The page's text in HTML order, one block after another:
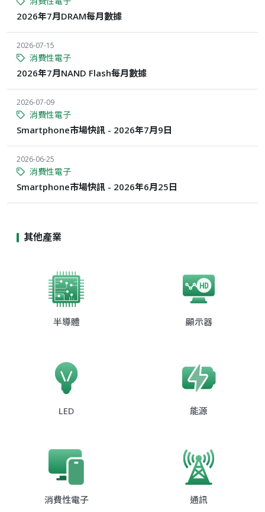
2026年7月DRAM每月數據
2026-07-15
消費性電子
2026年7月NAND Flash每月數據
2026-07-09
消費性電子
Smartphone市場快訊 - 2026年7月9日
2026-06-25
消費性電子
Smartphone市場快訊 - 2026年6月25日
其他產業
半導體 顯示器
LED 能源
消費性電子 通訊